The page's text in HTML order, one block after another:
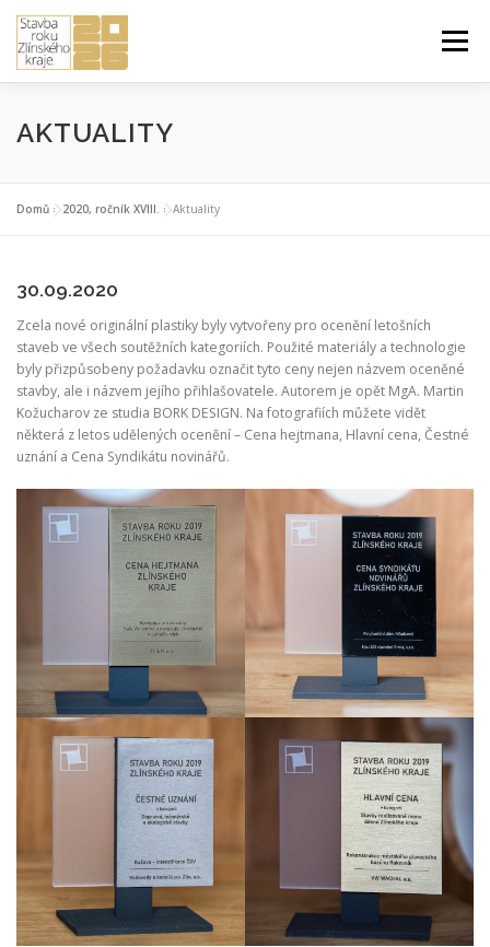
obsah
Menu
ÚVOD DO SOUTĚŽE
STUDENTSKÁ PRÁCE ROKU
PŘEDCHOZÍ ROČNÍKY
AKTUALITY
Domů »2020, ročník XVIII. »Aktuality
30.09.2020
Zcela nové originální plastiky byly vytvořeny pro ocenění letošních
staveb ve všech soutěžních kategoriích. Použité materiály a technologie
byly přizpůsobeny požadavku označit tyto ceny nejen názvem oceněné
stavby, ale i názvem jejího přihlašovatele. Autorem je opět MgA. Martin
Kožucharov ze studia BORK DESIGN. Na fotografiích můžete vidět
některá z letos udělených ocenění – Cena hejtmana, Hlavní cena, Čestné
uznání a Cena Syndikátu novinářů.